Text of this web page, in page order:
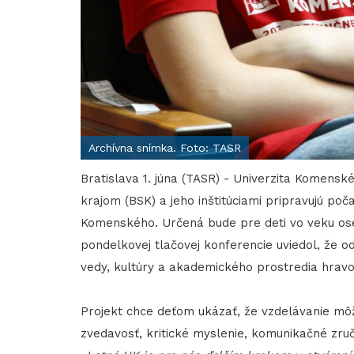
Archívna snímka. Foto: TASR
Bratislava 1. júna (TASR) - Univerzita
krajom (BSK) a jeho inštitúciami pripravujú
Komenského. Určená bude pre deti vo veku
pondelkovej tlačovej konferencie uviedol, že
vedy, kultúry a akademického prostredia
Projekt chce deťom ukázať, že vzdelávanie
zvedavosť, kritické myslenie, komunikačné